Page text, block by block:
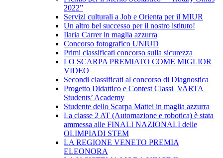
2022”
Servizi culturali a Job e Orienta per il MIUR
Un altro bel successo per il nostro istituto!
Ilaria Carrer in maglia azzurra
Concorso fotografico UNIUD
Primi classificati concorso sulla sicurezza
LO SCARPA PREMIATO COME MIGLIOR
VIDEO
Secondi classificati al concorso di Diagnostica
Progetto Didattico e Contest Classi VARTA
Students’ Academy
Studente dello Scarpa Mattei in maglia azzurra
La classe 2 AT (Automazione e robotica) è stata
ammessa alle FINALI NAZIONALI delle
OLIMPIADI STEM
LA REGIONE VENETO PREMIA
ELEONORA